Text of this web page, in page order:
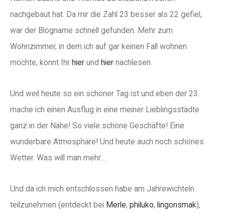
nachgebaut hat. Da mir die Zahl 23 besser als 22 gefiel,
war der Blogname schnell gefunden. Mehr zum
Wohnzimmer, in dem ich auf gar keinen Fall wohnen
möchte, könnt Ihr hier und hier nachlesen.
Und weil heute so ein schöner Tag ist und eben der 23.
mache ich einen Ausflug in eine meiner Lieblingsstädte
ganz in der Nähe! So viele schöne Geschäfte! Eine
wunderbare Atmosphäre! Und heute auch noch schönes
Wetter. Was will man mehr…
Und da ich mich entschlossen habe am Jahrewichteln
teilzunehmen (entdeckt bei Merle, philuko, lingonsmak),